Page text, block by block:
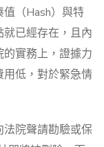
（Hash）與特
已經存在，且內
實務上，證據力
低，對於緊急情
院聲請勘驗或保